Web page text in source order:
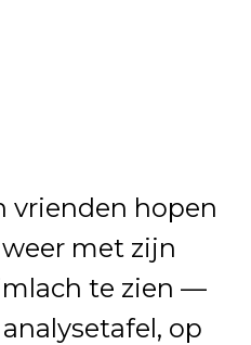
vrienden hopen
met zijn
te zien —
op